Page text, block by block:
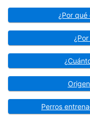
¿Por
Perros